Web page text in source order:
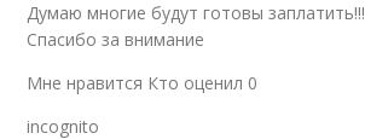
Думаю многие будут готовы заплатить!!!
Спасибо за внимание
Мне нравится Кто оценил 0
incognito